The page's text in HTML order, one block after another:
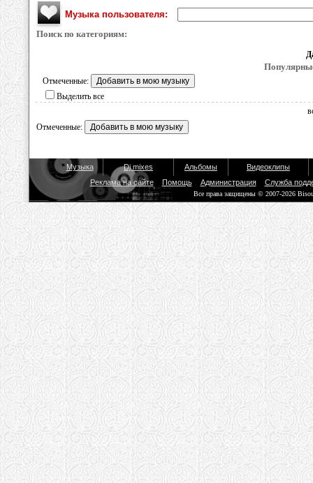
Музыка пользователя:
Поиск по категориям:
Отмеченные:
Выделить все
Отмеченные:
Музыка Dj mixes Альбомы
Видеоклипы
Реклама на сайте
Помощь Администрация Служба
Все права защищены © 2007-2026